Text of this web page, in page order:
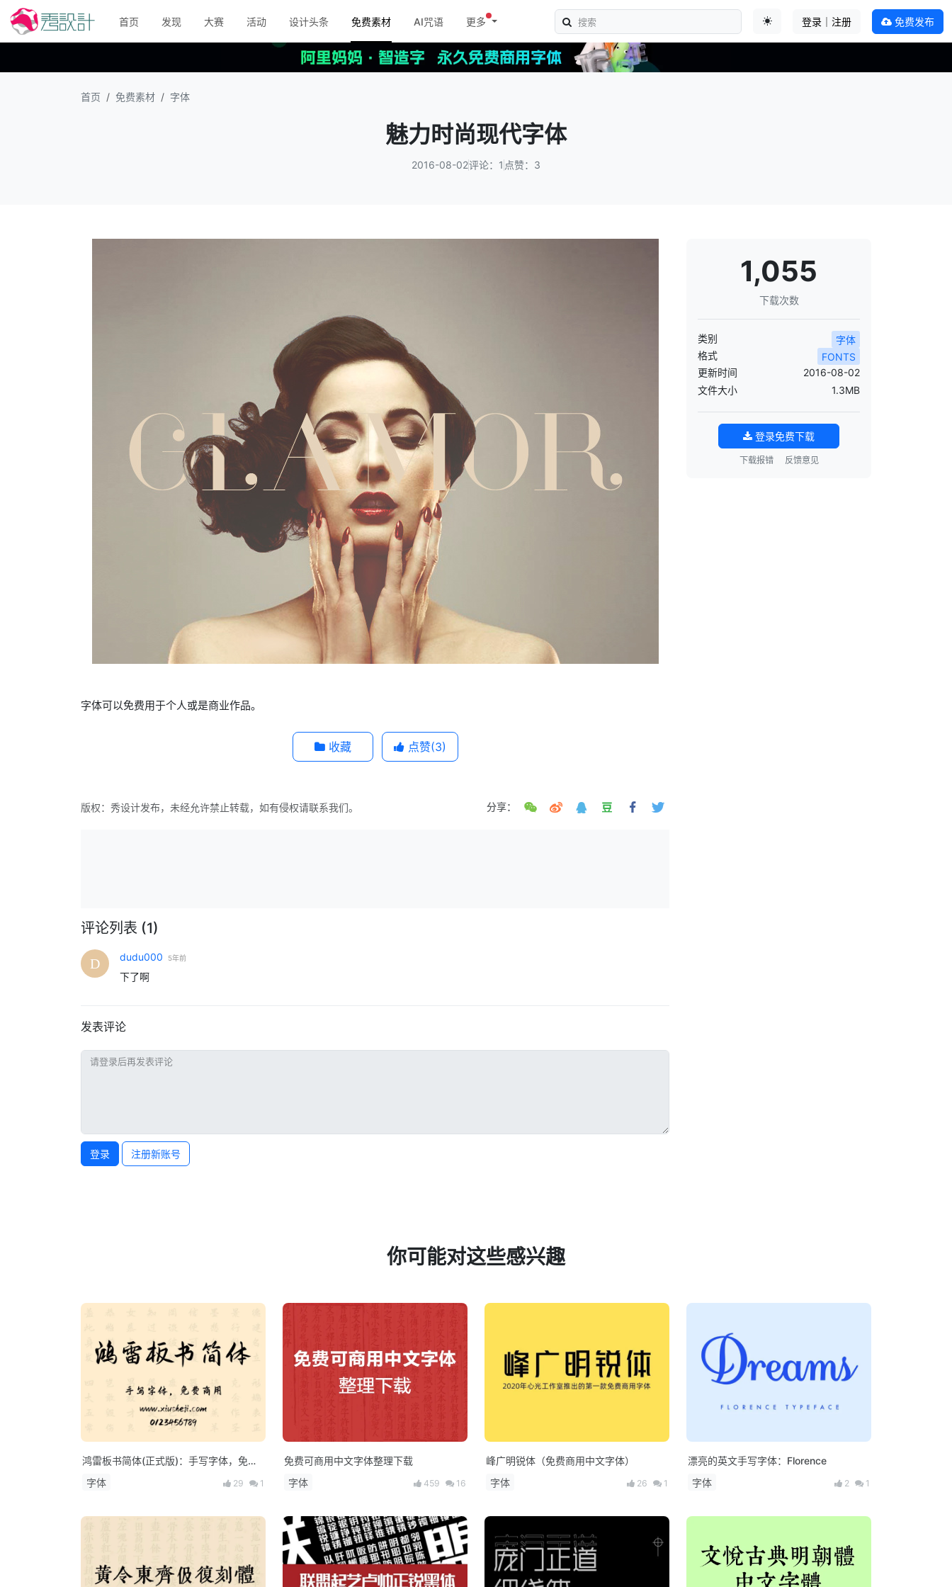
首页 发现 大赛 活动 设计头条 免费素材 AI咒语
更多
登录｜注册 免费发布
首页 免费素材 字体
魅力时尚现代字体
2016-08-02评论：1 点赞：3
字体可以免费用于个人或是商业作品。
收藏 点赞(3)
版权：秀设计发布，未经允许禁止转载，如有侵权请联系我们。 分享：
评论列表 (1)
dudu000 5年前
下了啊
发表评论
登录 注册新账号
1,055
下载次数
类别
字体
格式
FONTS
更新时间
2016-08-02
文件大小
1.3MB
登录免费下载
下载报错 反馈意见
你可能对这些感兴趣
鸿雷板书简体(正式版)：手写字体，免费
商用
字体 29 1
免费可商用中文字体整理下载
字体
459 16
峰广明锐体（免费商用中文字体）
字体
26 1
漂亮的英文手写字体：Florence
字体
2 1